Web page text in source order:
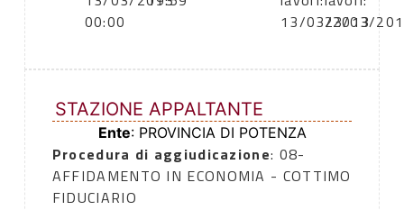
00:00
13/03/2013
23/03/
STAZIONE APPALTANTE
Ente: PROVINCIA DI POTENZA
Procedura di aggiudicazione: 08-
AFFIDAMENTO IN ECONOMIA - COTTIMO
FIDUCIARIO